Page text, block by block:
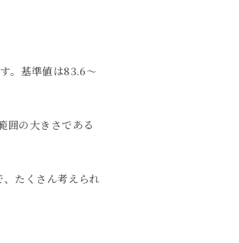
。基準値は83.6～
囲の大きさである
たくさん考えられ